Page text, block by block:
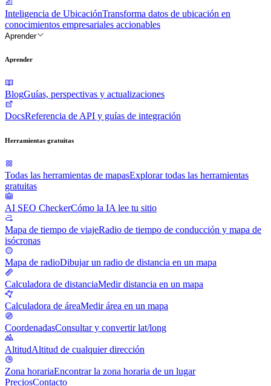
Inteligencia de UbicaciónTransforma datos de ubicación en
conocimientos empresariales accionables
Aprender
Aprender
BlogGuías, perspectivas y actualizaciones
DocsReferencia de API y guías de integración
Herramientas gratuitas
Todas las herramientas de mapasExplorar todas las herramientas
gratuitas
AI SEO CheckerCómo la IA lee tu sitio
Mapa de tiempo de viajeRadio de tiempo de conducción y mapa de
isócronas
Mapa de radioDibujar un radio de distancia en un mapa
Calculadora de distanciaMedir distancia en un mapa
Calculadora de áreaMedir área en un mapa
CoordenadasConsultar y convertir lat/long
AltitudAltitud de cualquier dirección
Zona horariaEncontrar la zona horaria de un lugar
PreciosContacto